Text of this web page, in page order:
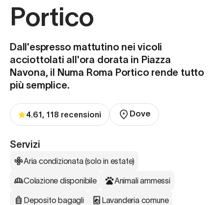
Portico
Dall'espresso mattutino nei vicoli
acciottolati all'ora dorata in Piazza
Navona, il Numa Roma Portico rende tutto
più semplice.
4.61, 118 recensioni Dove
Servizi
Aria condizionata (solo in estate)
Colazione disponibile Animali ammessi
Deposito bagagli Lavanderia comune